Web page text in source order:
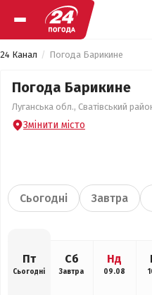
24 Канал Погода Барикине
Погода Барикине
Луганська обл., Сватівський
Змінити місто
Сьогодні Завтра
Пт
Сьогодні
Сб
Завтра
Нд
09.08